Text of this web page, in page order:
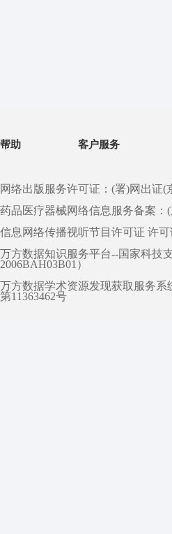
帮助 客户服务
网络出版服务许可证：(署)网出证(
药品医疗器械网络信息服务备案：
信息网络传播视听节目许可证 许可
万方数据知识服务平台--国家科技
2006BAH03B01）
万方数据学术资源发现获取服务
第11363462号